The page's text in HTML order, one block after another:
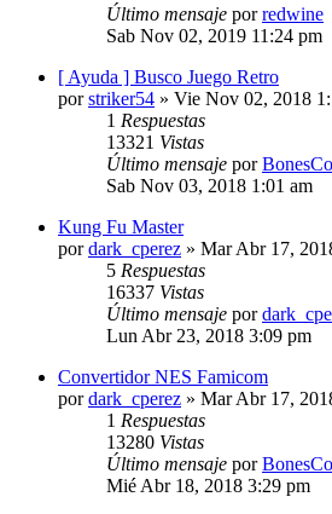
Último mensaje porredwine
Sab Nov 02, 2019 11:24 pm
[ Ayuda ] Busco Juego Retro
porstriker54 » Vie Nov 02, 2018
1 Respuestas
13321 Vistas
Último mensaje por
Sab Nov 03, 2018 1:01 am
Kung Fu Master
pordark_cperez » Mar Abr 17,
5 Respuestas
16337 Vistas
Último mensaje por
Lun Abr 23, 2018 3:09 pm
Convertidor NES Famicom
pordark_cperez » Mar Abr 17,
1 Respuestas
13280 Vistas
Último mensaje por
Mié Abr 18, 2018 3:29 pm